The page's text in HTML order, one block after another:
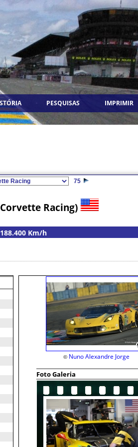
PESQUISAS IMPRIMIR
75
Racing)
Km/h
© Nuno Alexandre Jorge
Foto Galeria